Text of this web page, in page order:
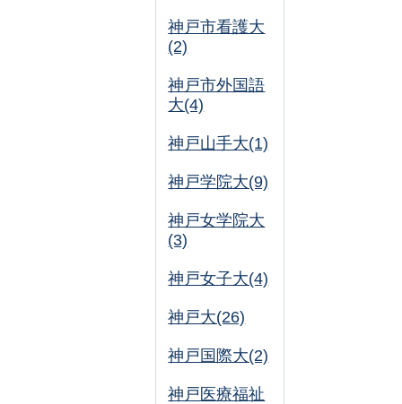
神戸市看護大
(2)
神戸市外国語
大(4)
神戸山手大(1)
神戸学院大(9)
神戸女学院大
(3)
神戸女子大(4)
神戸大(26)
神戸国際大(2)
神戸医療福祉